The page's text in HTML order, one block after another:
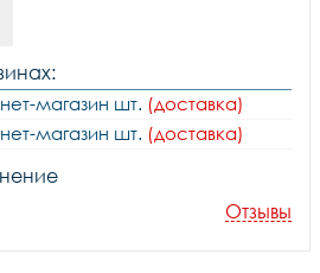
магазин шт. (доставка)
магазин шт. (доставка)
Отзывы